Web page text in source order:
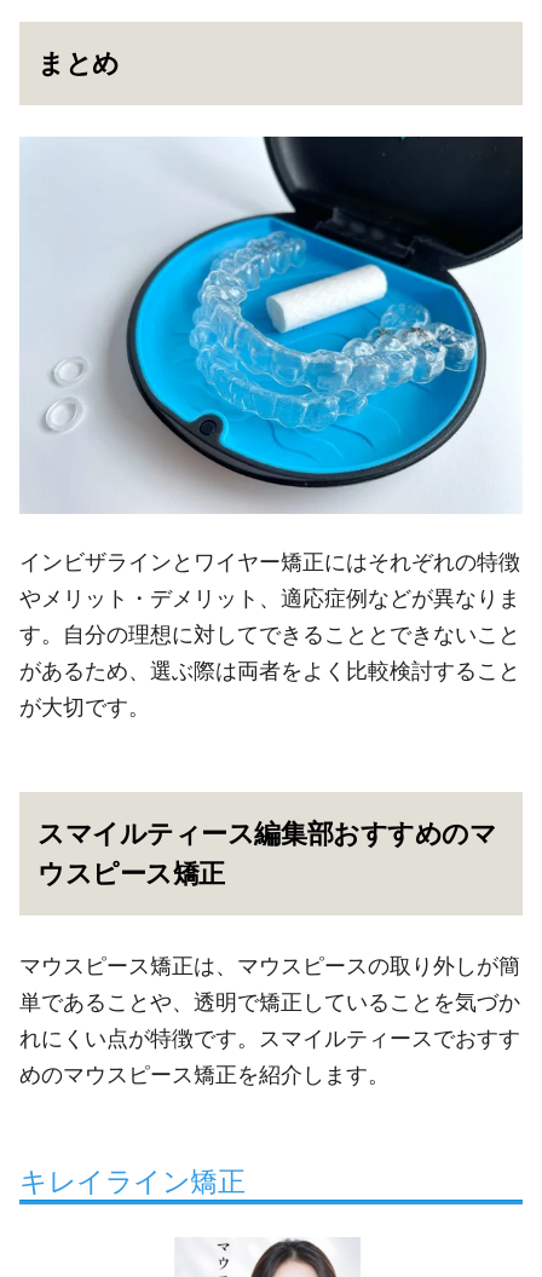
まとめ
インビザラインとワイヤー矯正にはそれぞれの特徴
やメリット・デメリット、適応症例などが異なりま
す。自分の理想に対してできることとできないこと
があるため、選ぶ際は両者をよく比較検討すること
が大切です。
スマイルティース編集部おすすめのマ
ウスピース矯正
マウスピース矯正は、マウスピースの取り外しが簡
単であることや、透明で矯正していることを気づか
れにくい点が特徴です。スマイルティースでおすす
めのマウスピース矯正を紹介します。
キレイライン矯正